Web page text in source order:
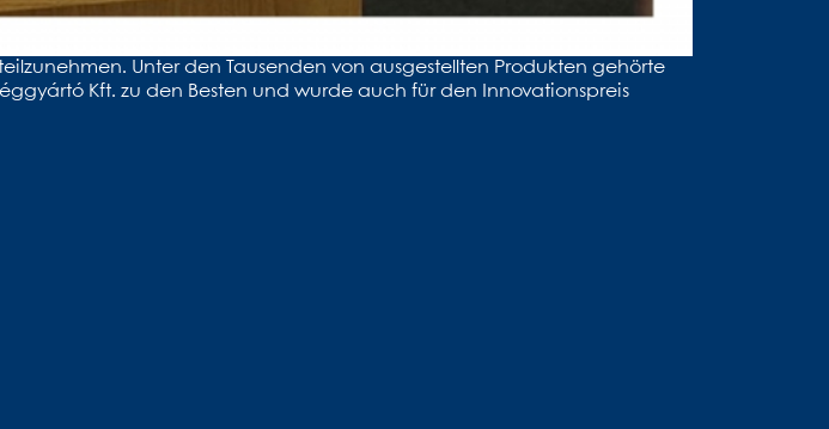
Unter den Tausenden von ausgestellten Produkten gehörte
Kft. zu den Besten und wurde auch für den Innovationspreis